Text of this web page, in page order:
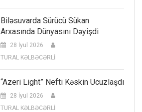
Biləsuvarda Sürücü Sükan
Arxasında Dünyasını Dəyişdi
28 İyul 2026
TURAL KƏLBƏCƏRLİ
“Azeri Light” Nefti Kəskin Ucuzlaşdı
28 İyul 2026
TURAL KƏLBƏCƏRLİ